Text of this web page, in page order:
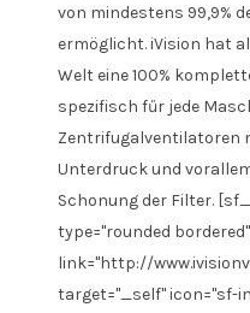
von mindestens 99,9%
ermöglicht. iVision hat
Welt eine 100%
spezifisch fűr jede
Zentrifugalventilatoren
Unterdruck und
Schonung der Filter.
type="rounded
link="http://
target="_self" icon="sf-